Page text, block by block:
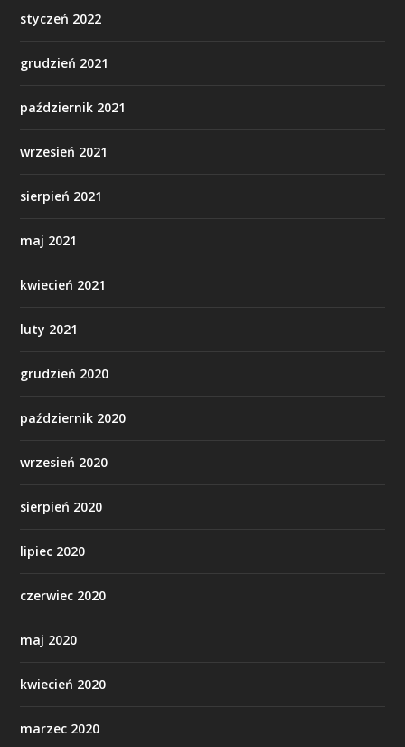
styczeń 2022
grudzień 2021
październik 2021
wrzesień 2021
sierpień 2021
maj 2021
kwiecień 2021
luty 2021
grudzień 2020
październik 2020
wrzesień 2020
sierpień 2020
lipiec 2020
czerwiec 2020
maj 2020
kwiecień 2020
marzec 2020